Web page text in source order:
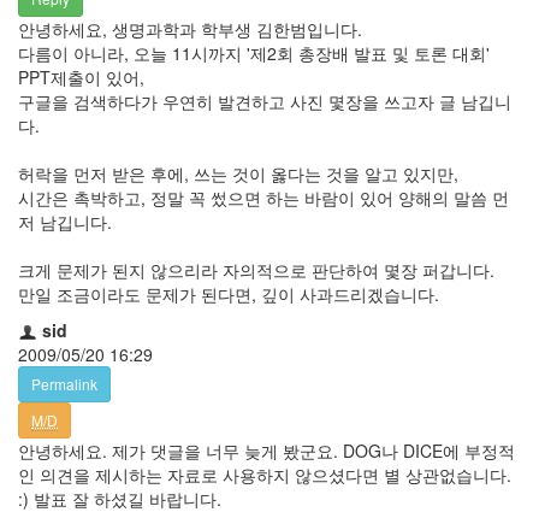
안녕하세요, 생명과학과 학부생 김한범입니다.
다름이 아니라, 오늘 11시까지 '제2회 총장배 발표 및 토론 대회'
PPT제출이 있어,
구글을 검색하다가 우연히 발견하고 사진 몇장을 쓰고자 글 남깁니
다.
허락을 먼저 받은 후에, 쓰는 것이 옳다는 것을 알고 있지만,
시간은 촉박하고, 정말 꼭 썼으면 하는 바람이 있어 양해의 말씀 먼
저 남깁니다.
크게 문제가 된지 않으리라 자의적으로 판단하여 몇장 퍼갑니다.
만일 조금이라도 문제가 된다면, 깊이 사과드리겠습니다.
sid
2009/05/20 16:29
Permalink
M/D
안녕하세요. 제가 댓글을 너무 늦게 봤군요. DOG나 DICE에 부정적
인 의견을 제시하는 자료로 사용하지 않으셨다면 별 상관없습니다.
:) 발표 잘 하셨길 바랍니다.